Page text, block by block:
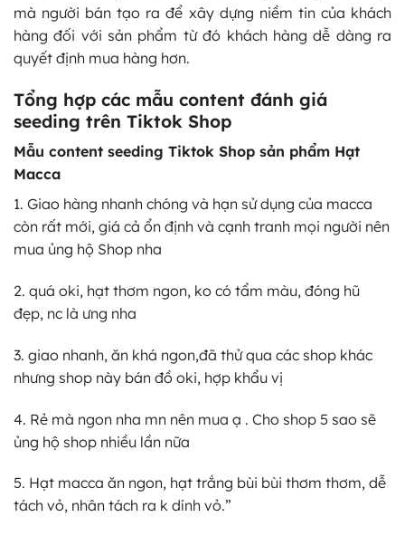
mà người bán tạo ra để xây dựng niềm tin của khách
hàng đối với sản phẩm từ đó khách hàng dễ dàng ra
quyết định mua hàng hơn.
Tổng hợp các mẫu content đánh giá
seeding trên Tiktok Shop
Mẫu content seeding Tiktok Shop sản phẩm Hạt
Macca
1. Giao hàng nhanh chóng và hạn sử dụng của macca
còn rất mới, giá cả ổn định và cạnh tranh mọi người nên
mua ủng hộ Shop nha
2. quá oki, hạt thơm ngon, ko có tẩm màu, đóng hũ
đẹp, nc là ưng nha
3. giao nhanh, ăn khá ngon,đã thử qua các shop khác
nhưng shop này bán đồ oki, hợp khẩu vị
4. Rẻ mà ngon nha mn nên mua ạ . Cho shop 5 sao sẽ
ủng hộ shop nhiều lần nữa
5. Hạt macca ăn ngon, hạt trắng bùi bùi thơm thơm, dễ
tách vỏ, nhân tách ra k dính vỏ.”